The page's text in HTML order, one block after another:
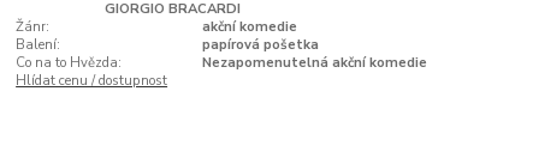
GIORGIO BRACARDI
Žánr:
akční komedie
Balení:
papírová pošetka
Co na to Hvězda:
Nezapomenutelná akční komedie
Hlídat cenu / dostupnost